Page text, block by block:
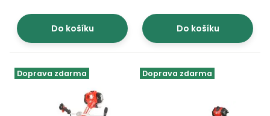
Do košíku Do košíku
Doprava zdarma Doprava zdarma